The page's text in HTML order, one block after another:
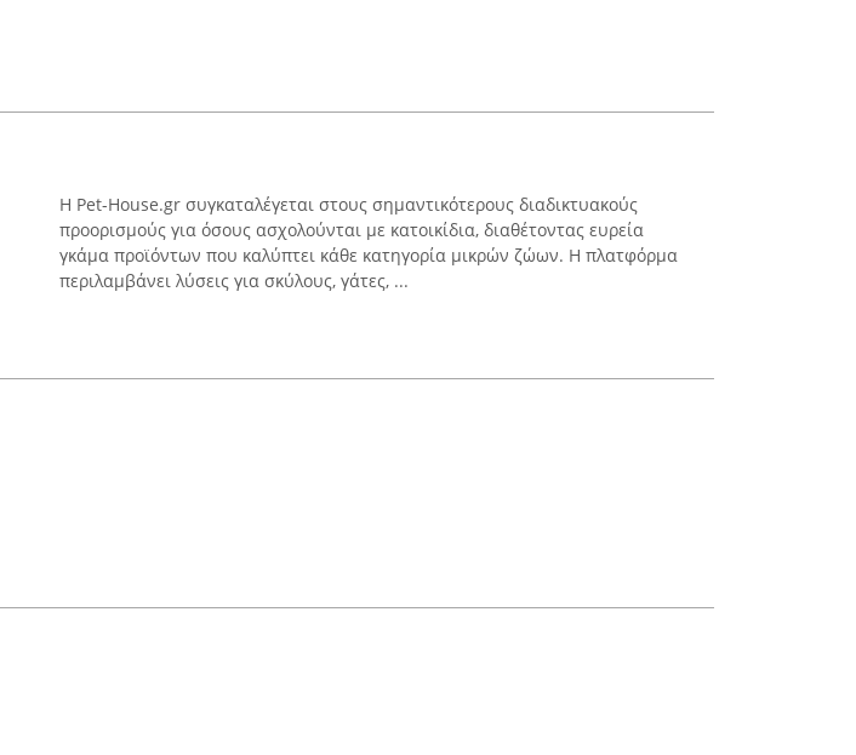
Η Pet-House.gr συγκαταλέγεται στους σημαντικότερους διαδικτυακούς
προορισμούς για όσους ασχολούνται με κατοικίδια, διαθέτοντας ευρεία
γκάμα προϊόντων που καλύπτει κάθε κατηγορία μικρών ζώων. Η πλατφόρμα
περιλαμβάνει λύσεις για σκύλους, γάτες, ...